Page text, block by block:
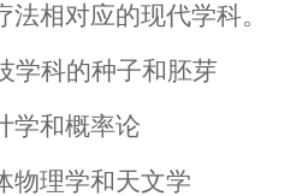
相对应的现代学科。
学科的种子和胚芽
学和概率论
物理学和天文学